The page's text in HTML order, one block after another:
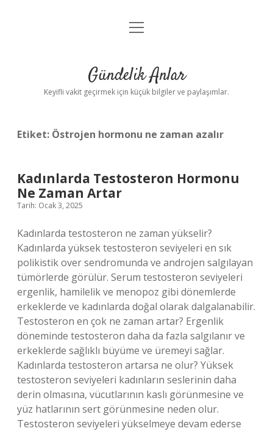
Anasayfa
Yasal Uyarı
menüyü
Gündelik Anlar
Keyifli vakit geçirmek için küçük bilgiler ve paylaşımlar.
Etiket: Östrojen hormonu ne zaman azalır
Kadınlarda Testosteron Hormonu
Ne Zaman Artar
Tarih: Ocak 3, 2025
Kadınlarda testosteron ne zaman yükselir?
Kadınlarda yüksek testosteron seviyeleri en sık
polikistik over sendromunda ve androjen salgılayan
tümörlerde görülür. Serum testosteron seviyeleri
ergenlik, hamilelik ve menopoz gibi dönemlerde
erkeklerde ve kadınlarda doğal olarak dalgalanabilir.
Testosteron en çok ne zaman artar? Ergenlik
döneminde testosteron daha da fazla salgılanır ve
erkeklerde sağlıklı büyüme ve üremeyi sağlar.
Kadınlarda testosteron artarsa ne olur? Yüksek
testosteron seviyeleri kadınların seslerinin daha
derin olmasına, vücutlarının kaslı görünmesine ve
yüz hatlarının sert görünmesine neden olur.
Testosteron seviyeleri yükselmeye devam ederse